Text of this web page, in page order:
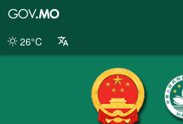
da
26°C